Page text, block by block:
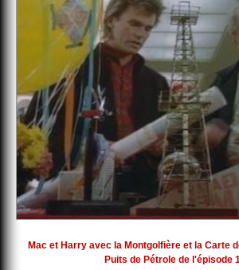
Mac et Harry avec la Montgolfière et la Carte
Puits de Pétrole de l'épisode